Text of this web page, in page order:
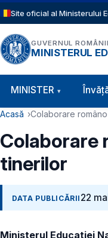
Sari la conținutul principal
Site oficial al Ministerului
GUVERNUL
MINISTERUL
Navigație
MINISTER
Cale de
Acasă Colaborare
Colaborare
tinerilor
DATA PUBLICĂRII 22
Ministerul Educației